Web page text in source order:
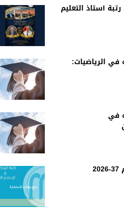
أستاذ التعليم
في الرياضيات:
في